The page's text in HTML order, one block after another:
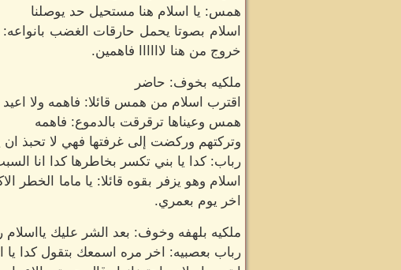
همس: يا اسلام هنا مستحيل حد يوصلنا
اسلام بصوتا يحمل حارقات الغضب
خروج من هنا لاااااا فاهمين.
ملكيه بخوف: حاضر
اقترب اسلام من همس قائلا: فاهمه ولا اعيد
همس وعيناها ترقرقت بالدموع: فاهمه
وتركتهم وركضت إلى غرفتها فهي لا تحبذ
رباب: كدا يا بني تكسر بخاطرها كدا انا
اسلام وهو يزفر بقوه قائلا: يا ماما
اخر يوم بعمري.
ملكيه بلهفه وخوف: بعد الشر عليك يااسلام
رباب بعصبيه: اخر مره اسمعك بتقول كدا يا